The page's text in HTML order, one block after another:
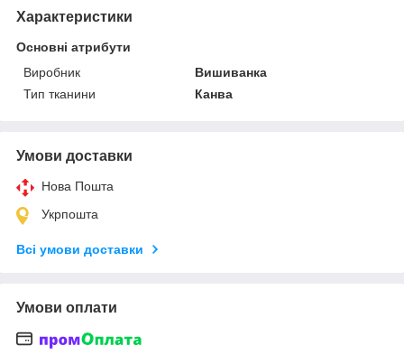
Характеристики
Основні атрибути
Виробник
Вишиванка
Тип тканини
Канва
Умови доставки
Нова Пошта
Укрпошта
Всі умови доставки
Умови оплати